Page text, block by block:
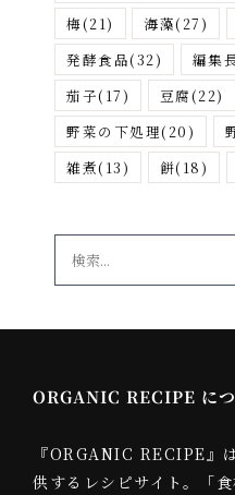
梅(21) 海藻(27)
発酵食品(32) 編集
茄子(17) 豆腐(22)
野菜の下処理(20)
雑煮(13) 餅(18)
ORGANIC RECIPE に
『ORGANIC RECIPE』
供するレシピサイト。「